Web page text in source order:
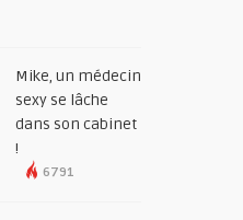
Mike, un médecin
sexy se lâche
dans son cabinet
!
6791